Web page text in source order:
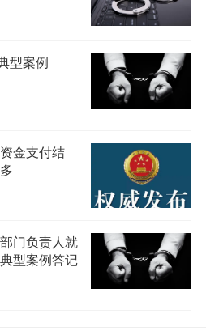
型案例
金支付结
门负责人就
型案例答记